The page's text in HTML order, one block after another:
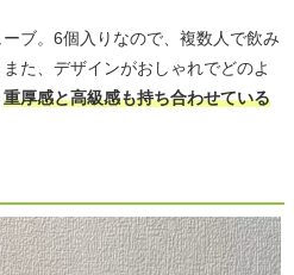
ブ。6個入りなので、複数人で飲み
た、デザインがおしゃれでどのよ
重厚感と高級感も持ち合わせている